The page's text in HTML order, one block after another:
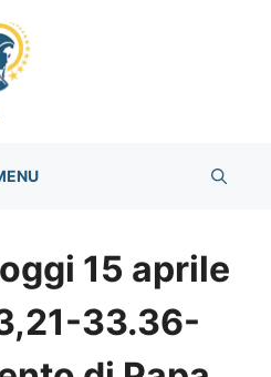
15 aprile
33.36-